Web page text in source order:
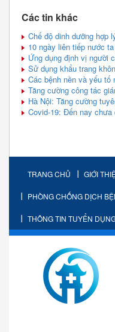
Các tin khác
Chế độ dinh dưỡng hợp
10 ngày liên tiếp nước
Ứng dụng định vị người
Sử dụng khẩu trang
Các bệnh nền và yếu tố
Tăng cường công tác
Hà Nội: Tăng cường
Covid-19: Đến nay
TRANG CHỦ GIỚI
PHÒNG CHỐNG DỊCH
THÔNG TIN TUYỂN